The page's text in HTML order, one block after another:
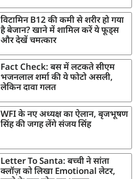
विटामिन B12 की कमी से शरीर हो गया
है बेजान? खाने में शामिल करें ये फूड्स
और देखें चमत्कार
Fact Check: बस में लटकते सीएम
भजनलाल शर्मा की ये फोटो असली,
लेकिन दावा गलत
WFI के नए अध्यक्ष का ऐलान, बृजभूषण
सिंह की जगह लेंगे संजय सिंह
Letter To Santa: बच्ची ने सांता
क्लॉज़ को लिखा Emotional लेटर,